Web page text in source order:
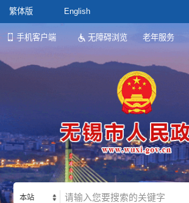
繁体版 English
手机客户端 无障碍浏览 老年服务
本站